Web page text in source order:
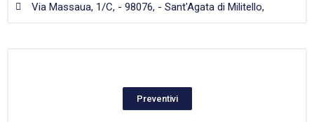
Via Massaua, 1/C, - 98076, - Sant'Agata di Militello,
Preventivi